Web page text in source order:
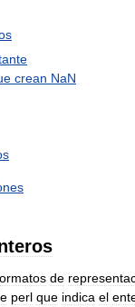
crean NaN
de
perl que indica el